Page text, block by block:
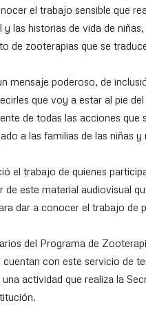
el trabajo sensible que
y las historias de vida de
de zooterapias que se
mensaje poderoso, de
que voy a estar al pie
de todas las acciones que
a las familias de las niñas
el trabajo de quienes
de este material audiovisual
dar a conocer el trabajo de
del Programa de
con este servicio de
actividad que realiza la